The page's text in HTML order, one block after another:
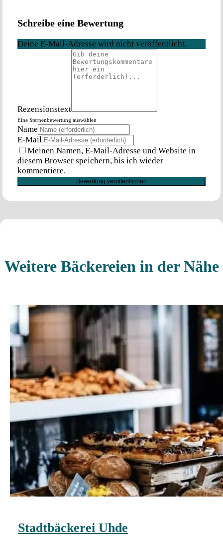
Schreibe eine Bewertung
Deine E-Mail-Adresse wird nicht veröffentlicht.
Rezensionstext
Eine Sternenbewertung auswählen
Name
E-Mail
Meinen Namen, E-Mail-Adresse und Website in
diesem Browser speichern, bis ich wieder
kommentiere.
Weitere Bäckereien in der Nähe
Stadtbäckerei Uhde